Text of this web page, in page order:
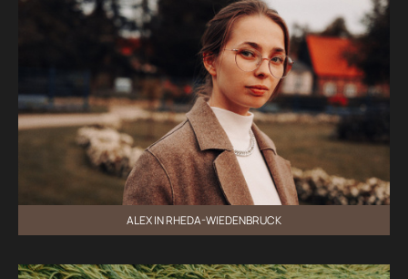
ALEX IN RHEDA-WIEDENBRUCK